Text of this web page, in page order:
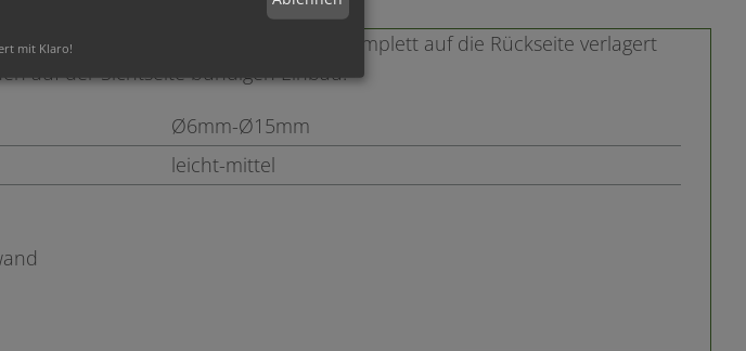
unsichtbar, da die Befestigung komplett auf die Rückseite verlagert
auf der Sichtseite bündigen Einbau.
Ø6mm-Ø15mm
leicht-mittel
mit Klaro!